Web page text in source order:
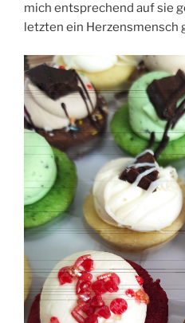
mich entsprechend auf sie
letzten ein Herzensmensch